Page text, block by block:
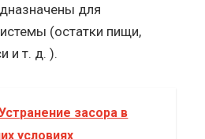
для
(остатки пищи,
и т. д. ).
засора в
условиях